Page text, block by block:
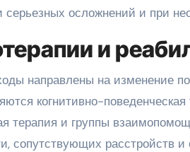
осложнений и при
и
направлены на изменение
когнитивно-
терапия и группы
сопутствующих расстройств